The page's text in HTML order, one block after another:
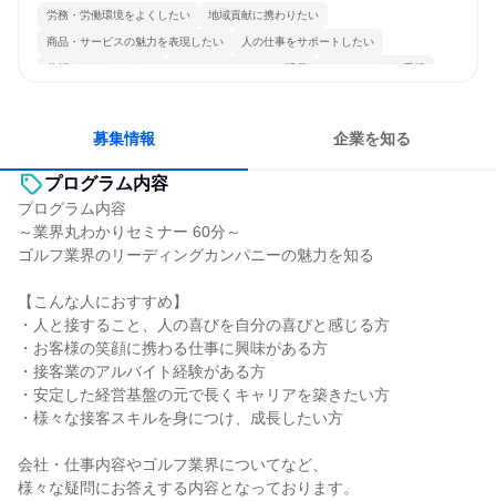
労務・労働環境をよくしたい 地域貢献に携わりたい
商品・サービスの魅力を表現したい 人の仕事をサポートしたい
分析・リサーチしたい コミュニケーションが活発 チームワークを重視
募集情報 企業を知る
プログラム内容
プログラム内容
～業界丸わかりセミナー 60分～
ゴルフ業界のリーディングカンパニーの魅力を知る
【こんな人におすすめ】
・人と接すること、人の喜びを自分の喜びと感じる方
・お客様の笑顔に携わる仕事に興味がある方
・接客業のアルバイト経験がある方
・安定した経営基盤の元で長くキャリアを築きたい方
・様々な接客スキルを身につけ、成長したい方
会社・仕事内容やゴルフ業界についてなど、
様々な疑問にお答えする内容となっております。